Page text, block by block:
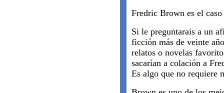
Fredric Brown es el
Si le preguntarais a un
ficción más de veinte
relatos o novelas
sacarían a colación a
Es algo que no requiere